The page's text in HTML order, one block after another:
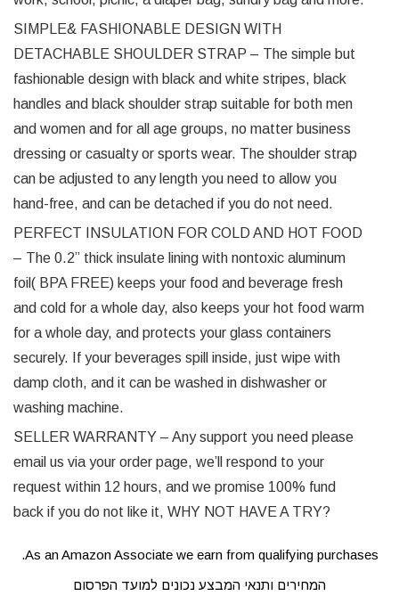
SIMPLE& FASHIONABLE DESIGN WITH
DETACHABLE SHOULDER STRAP – The simple but
fashionable design with black and white stripes, black
handles and black shoulder strap suitable for both men
and women and for all age groups, no matter business
dressing or casualty or sports wear. The shoulder strap
can be adjusted to any length you need to allow you
hand-free, and can be detached if you do not need.
PERFECT INSULATION FOR COLD AND HOT FOOD
– The 0.2” thick insulate lining with nontoxic aluminum
foil( BPA FREE) keeps your food and beverage fresh
and cold for a whole day, also keeps your hot food warm
for a whole day, and protects your glass containers
securely. If your beverages spill inside, just wipe with
damp cloth, and it can be washed in dishwasher or
washing machine.
SELLER WARRANTY – Any support you need please
email us via your order page, we’ll respond to your
request within 12 hours, and we promise 100% fund
back if you do not like it, WHY NOT HAVE A TRY?
As an Amazon Associate we earn from qualifying purchases.
המחירים ותנאי המבצע נכונים למועד הפרסום